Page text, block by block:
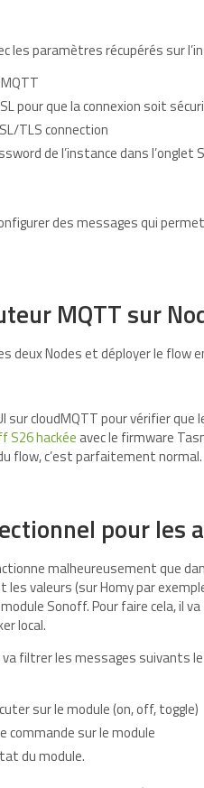
les paramètres récupérés sur
pour que la connexion soit
TLS connection
de l’instance dans l’onglet
des messages qui
MQTT sur
deux Nodes et déployer le flow
sur cloudMQTT pour vérifier
S26 hackée avec le firmware
flow, c’est parfaitement normal.
pour les
malheureusement que
valeurs (sur Homy par
Sonoff. Pour faire cela, il
local.
va filtrer les messages suivants
sur le module (on, off, toggle)
commande sur le module
du module.